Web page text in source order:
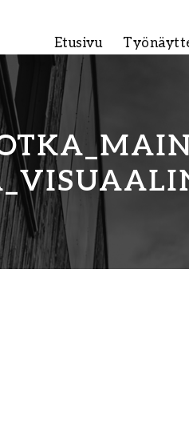
Etusivu